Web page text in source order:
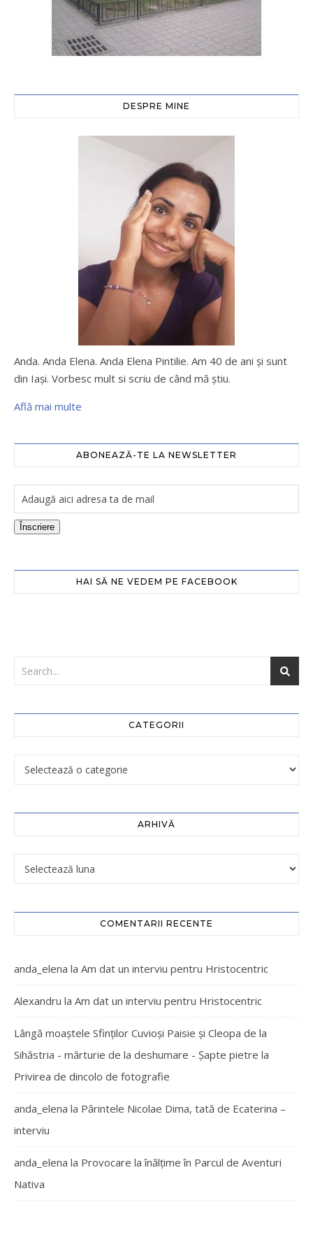
DESPRE MINE
Anda. Anda Elena. Anda Elena Pintilie. Am 40 de ani şi sunt
din Iaşi. Vorbesc mult si scriu de când mă ştiu.
Află mai multe
ABONEAZĂ-TE LA NEWSLETTER
Înscriere
HAI SĂ NE VEDEM PE FACEBOOK
CATEGORII
ARHIVĂ
COMENTARII RECENTE
anda_elena la Am dat un interviu pentru Hristocentric
Alexandru la Am dat un interviu pentru Hristocentric
Lângă moaștele Sfinților Cuvioși Paisie și Cleopa de la
Sihăstria - mărturie de la deshumare - Şapte pietre la
Privirea de dincolo de fotografie
anda_elena la Părintele Nicolae Dima, tată de Ecaterina –
interviu
anda_elena la Provocare la înălțime în Parcul de Aventuri
Nativa